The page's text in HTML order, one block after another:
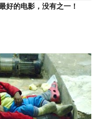
好的电影，没有之一！